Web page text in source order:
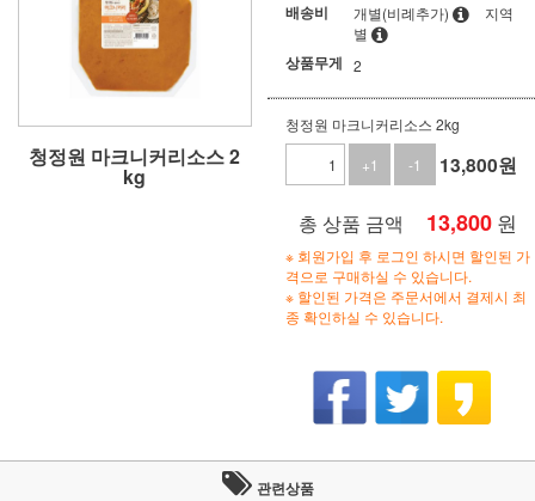
청정원 마크니커리소스 2
kg
배송비
개별(비례추가)
지역
별
상품무게 2
청정원 마크니커리소스 2kg
+1
-1 13,800원
총 상품 금액 13,800 원
※ 회원가입 후 로그인 하시면 할인된 가
격으로 구매하실 수 있습니다.
※ 할인된 가격은 주문서에서 결제시 최
종 확인하실 수 있습니다.
관련상품